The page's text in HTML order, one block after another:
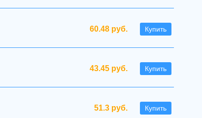
60.48 руб. Купить
43.45 руб. Купить
51.3 руб. Купить